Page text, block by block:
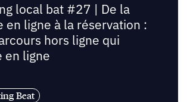
local bat #27 | De la
en ligne à la réservation :
hors ligne qui
en ligne
Beat